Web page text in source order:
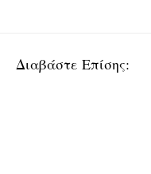
Διαβάστε Επίσης: